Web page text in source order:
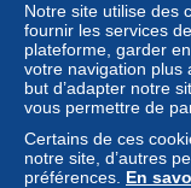
5 F
5 F
5 F
5 F
10 F
Notre site utilise des
fournir les services
plateforme, garder
votre navigation plus
but d’adapter notre
vous permettre de
Certains de ces
notre site, d’autres
préférences. En